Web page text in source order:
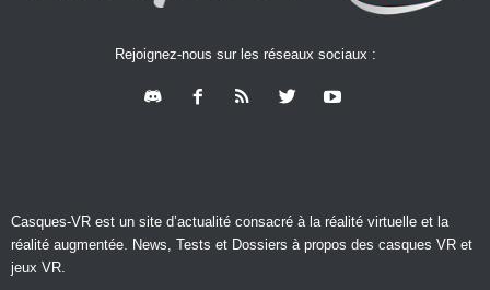
Rejoignez-nous sur les réseaux sociaux :
Casques-VR est un site d’actualité consacré à la réalité virtuelle et la
réalité augmentée. News, Tests et Dossiers à propos des casques VR et
jeux VR.